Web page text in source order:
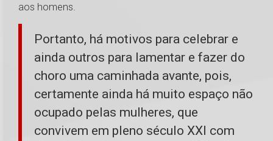
aos homens.
Portanto, há motivos para celebrar e
ainda outros para lamentar e fazer do
choro uma caminhada avante, pois,
certamente ainda há muito espaço não
ocupado pelas mulheres, que
convivem em pleno século XXI com